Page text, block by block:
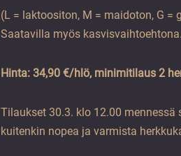
(L = laktoositon, M = maidoton, G =
Saatavilla myös kasvisvaihtoehtona.
Hinta: 34,90 €/hlö, minimitilaus 2
Tilaukset 30.3. klo 12.00 mennessä
kuitenkin nopea ja varmista